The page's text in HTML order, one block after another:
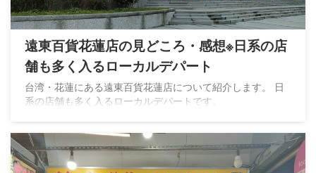
遠東百貨花蓮店の見どころ・感想※日系の店
舗も多く入るローカルデパート
台湾・花蓮にある遠東百貨花蓮店について紹介します。 日
系の店舗も多く入るローカルデパートです。